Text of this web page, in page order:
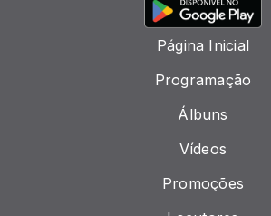
Página Inicial
Programação
Álbuns
Vídeos
Promoções